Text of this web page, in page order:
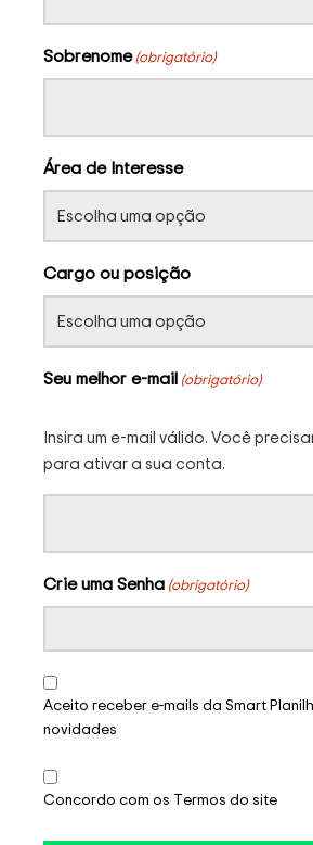
Sobrenome (obrigatório)
Área de Interesse
Cargo ou posição
Seu melhor e-mail (obrigatório)
Insira um e-mail válido. Você
para ativar a sua conta.
Crie uma Senha (obrigatório)
Aceito receber e-mails da Smart
novidades
Concordo com os Termos do site